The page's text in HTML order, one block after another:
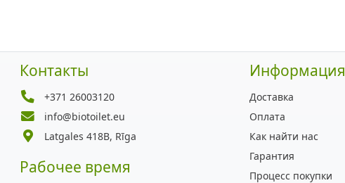
Контакты
+371 26003120
info@biotoilet.eu
Latgales 418B, Rīga
Рабочее время
Информация
Доставка
Оплата
Как найти нас
Гарантия
Процесс покупки